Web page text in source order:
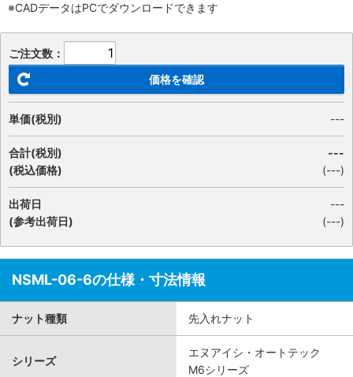
※CADデータはPCでダウンロードできます
ご注文数：
価格を確認
単価(税別) ---
合計(税別)
(税込価格)
---
(---)
出荷日
(参考出荷日)
---
(---)
NSML-06-6の仕様・寸法情報
ナット種類 先入れナット
シリーズ
エヌアイシ・オートテック
M6シリーズ